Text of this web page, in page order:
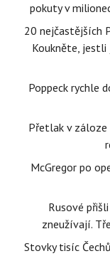
pokuty v
20 nejčastějších
Koukněte, jestli
Poppeck rychle
Přetlak v záloze
McGregor po
Rusové
zneužívají.
Stovky tisíc